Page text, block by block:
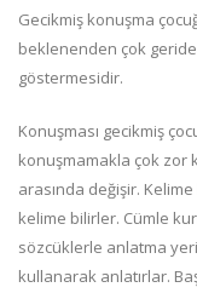
Gecikmiş konuşma
beklenenden çok
göstermesidir.
Konuşması gecikmiş
konuşmamakla çok zor
arasında değişir.
kelime bilirler. Cümle
sözcüklerle anlatma
kullanarak anlatırlar.